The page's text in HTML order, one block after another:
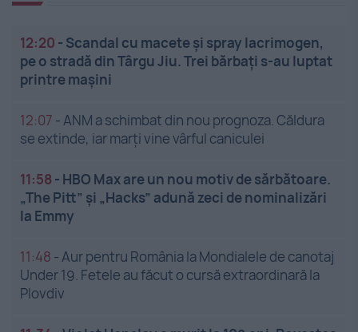
12:20 - Scandal cu macete și spray lacrimogen,
pe o stradă din Târgu Jiu. Trei bărbați s-au luptat
printre mașini
12:07 -ANM a schimbat din nou prognoza. Căldura
se extinde, iar marți vine vârful caniculei
11:58 - HBO Max are un nou motiv de sărbătoare.
„The Pitt” și „Hacks” adună zeci de nominalizări
la Emmy
11:48 -Aur pentru România la Mondialele de canotaj
Under 19. Fetele au făcut o cursă extraordinară la
Plovdiv